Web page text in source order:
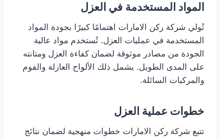
المواد المستخدمة في العزل
تُولي شركة ركن الامارات اهتمامًا كبيرًا بجودة المواد
المستخدمة في عمليات العزل. تُستخدم مواد عالية
الجودة من مصادر موثوقة لضمان كفاءة العزل ومتانته
على المدى الطويل. يشمل ذلك الألواح العازلة والفوم
والمركبات السائلة.
خطوات عملية العزل
تتبع شركة ركن الامارات خطوات منهجية لضمان نتائج